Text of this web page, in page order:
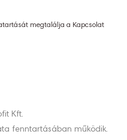
megtalálja a Kapcsolat
Kft.
fenntartásában működik.